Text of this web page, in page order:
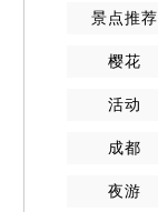
景点推荐
樱花
活动
成都
夜游